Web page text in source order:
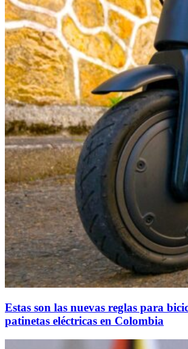
Estas son las nuevas reglas para
patinetas eléctricas en Colombia